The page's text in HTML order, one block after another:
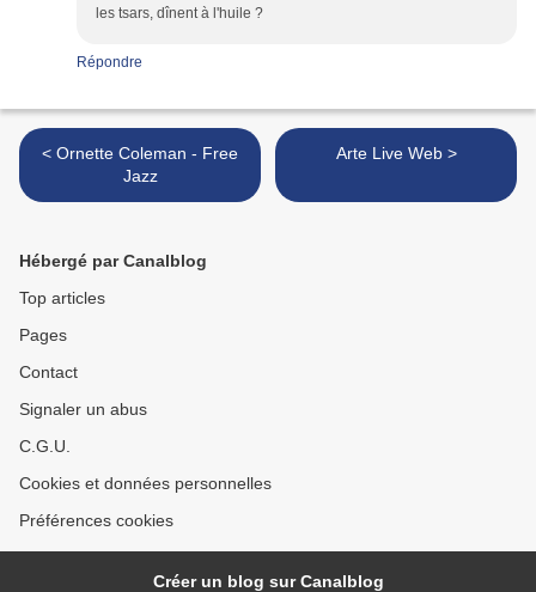
les tsars, dînent à l'huile ?
Répondre
< Ornette Coleman - Free
Jazz
Arte Live Web >
Hébergé par Canalblog
Top articles
Pages
Contact
Signaler un abus
C.G.U.
Cookies et données personnelles
Préférences cookies
Créer un blog sur Canalblog